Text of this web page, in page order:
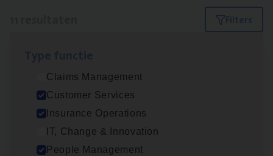
Filters
Claims Management
Customer Services
Insurance Operations
IT, Change & Innovation
People Management
Insu­ran­ce Bro­ker Trans­port
Antwerpen